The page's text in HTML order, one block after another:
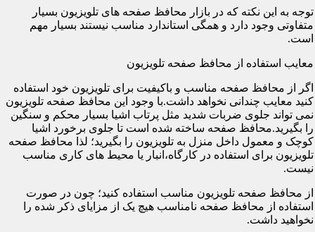
توجه به این نکته که در بازار محافظ صفحه های تلویزیون بسیار
متفاوتی وجود دارد و همگی استاندارد مناسب نیستند بسیار مهم
است.
معایب استفاده از محافظ صفحه تلویزیون
اگر از محافظ صفحه مناسب و باکیفیت برای تلویزیون خود استفاده
کنید معایب چندانی نخواهد داشت.با وجود این محافظ صفحه تلویزیون
نمی تواند جلوی ضربات شدید مثل پرتاب اشیا بسیار محکم و سنگین
را بگیرید.محافظ صفحه ساخته شده است تا جلوی برخورد اشیا
کوچک و معمول داخل منزل به تلویزیون را بگیرید؛ لذا محافظ صفحه
تلویزیون برای استفاده در کارگاه،انبار یا محیط های کاری مناسب
نیست.
از محافظ صفحه تلویزیون مناسب استفاده کنید؛ چون در صورت
استفاده از محافظ صفحه نامناسب هیچ یک از مزایای ذکر شده را
نخواهید داشت.